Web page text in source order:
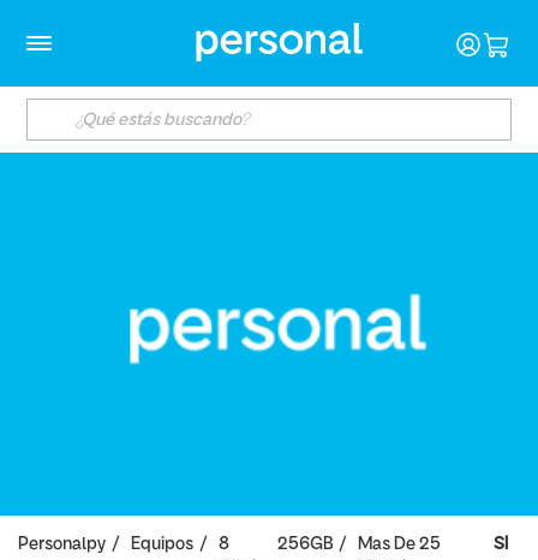
Personalpy Equipos
8
256GB
Mas De 25
SI